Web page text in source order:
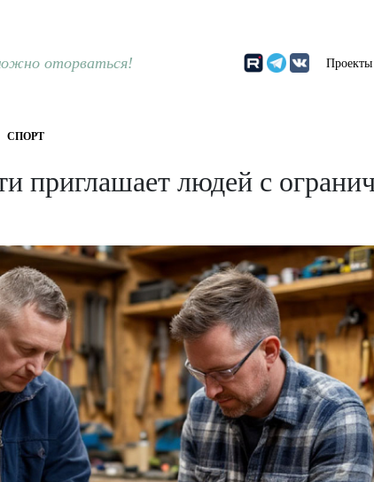
оторваться! Проекты
СПОРТ
приглашает людей с